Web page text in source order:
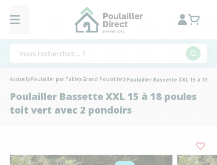
Accueil Poulailler par Taille Grand Poulailler Poulailler Bassette XXL 15 à 18
Poulailler Bassette XXL 15 à 18 poules
toit vert avec 2 pondoirs